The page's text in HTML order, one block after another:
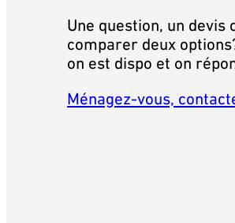
Une question, un devis
comparer deux
on est dispo et on
Ménagez-vous,